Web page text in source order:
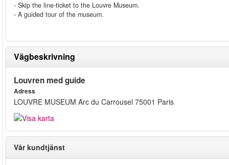
- Skip the line-ticket to the Louvre Museum.
- A guided tour of the museum.
Vägbeskrivning
Louvren med guide
Adress
LOUVRE MUSEUM Arc du Carrousel 75001 Paris
Vår kundtjänst